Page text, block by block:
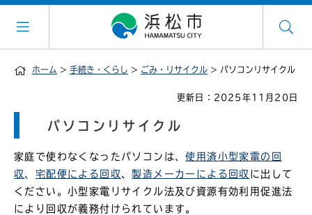
ホーム > 手続き・くらし > ごみ・リサイクル > パソコンリサイクル
更新日：2025年11月20日
パソコンリサイクル
家庭で使わなくなったパソコンは、使用済小型家電の回
収 、 宅配便による回収 、製造メーカーによる回収 に出して
ください。小型家電リサイクル法及び資源有効利用促進法
により回収が義務付けられています。